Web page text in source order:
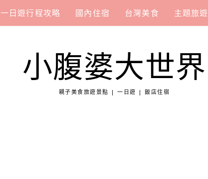
一日遊行程攻略 國內住宿 台灣美食 主題旅遊
小腹婆大世界
親子美食旅遊景點 | 一日遊 | 飯店住宿